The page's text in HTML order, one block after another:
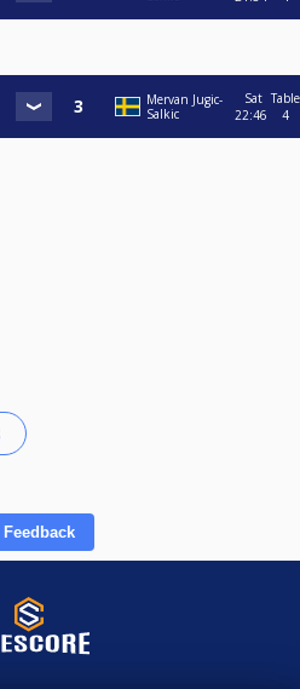
Mervan Jugic-
Salkic
Sat
22:46
Table
4
Feedback